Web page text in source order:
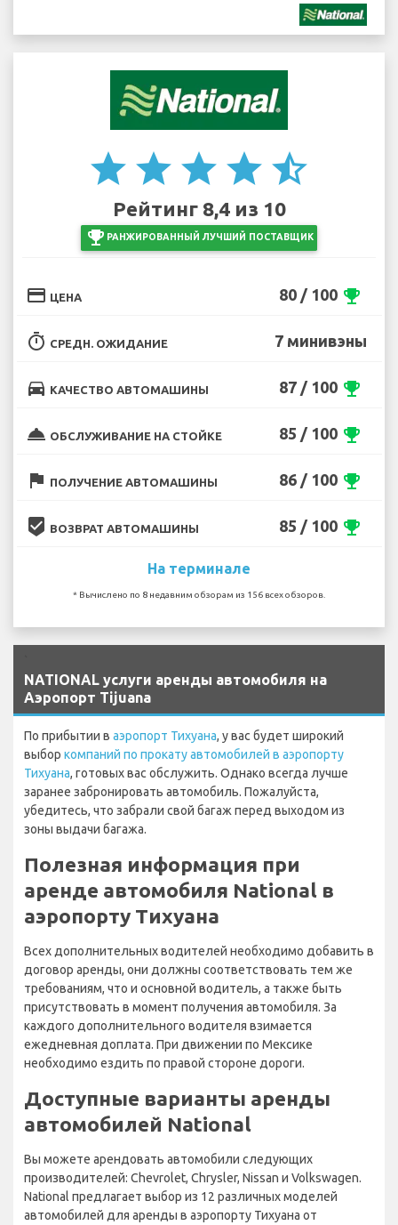
star star star star star_half
Рейтинг 8,4 из 10
emoji_events РАНЖИРОВАННЫЙ ЛУЧШИЙ ПОСТАВЩИК
credit_card ЦЕНА 80 / 100 emoji_events
timer СРЕДН. ОЖИДАНИЕ 7 минивэны
directions_car КАЧЕСТВО АВТОМАШИНЫ 87 / 100 emoji_events
room_service ОБСЛУЖИВАНИЕ НА СТОЙКЕ 85 / 100 emoji_events
flag ПОЛУЧЕНИЕ АВТОМАШИНЫ 86 / 100 emoji_events
beenhere ВОЗВРАТ АВТОМАШИНЫ 85 / 100 emoji_events
На терминале
* Вычислено по 8 недавним обзорам из 156 всех обзоров.
NATIONAL услуги аренды автомобиля на
Аэропорт Tijuana
По прибытии в аэропорт Тихуана, у вас будет широкий
выбор компаний по прокату автомобилей в аэропорту
Тихуана, готовых вас обслужить. Однако всегда лучше
заранее забронировать автомобиль. Пожалуйста,
убедитесь, что забрали свой багаж перед выходом из
зоны выдачи багажа.
Полезная информация при
аренде автомобиля National в
аэропорту Тихуана
Всех дополнительных водителей необходимо добавить в
договор аренды, они должны соответствовать тем же
требованиям, что и основной водитель, а также быть
присутствовать в момент получения автомобиля. За
каждого дополнительного водителя взимается
ежедневная доплата. При движении по Мексике
необходимо ездить по правой стороне дороги.
Доступные варианты аренды
автомобилей National
Вы можете арендовать автомобили следующих
производителей: Chevrolet, Chrysler, Nissan и Volkswagen.
National предлагает выбор из 12 различных моделей
автомобилей для аренды в аэропорту Тихуана от